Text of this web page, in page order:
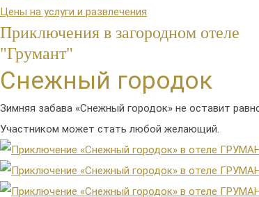
Цены на услуги и развлечения
Приключения в загородном отеле
"Грумант"
Снежный городок
Зимняя забава «Снежный городок» не оставит
Участником может стать любой желающий.